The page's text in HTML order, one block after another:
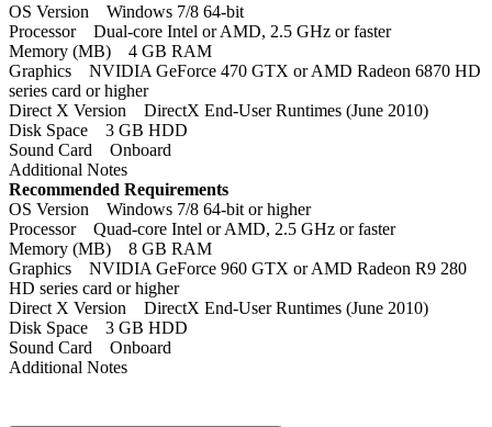
OS Version
Windows 7/8 64-bit
Processor
Dual-core Intel or AMD, 2.5 GHz or faster
Memory (MB)
4 GB RAM
Graphics
NVIDIA GeForce 470 GTX or AMD Radeon 6870 HD
series card or higher
Direct X Version
DirectX End-User Runtimes (June 2010)
Disk Space
3 GB HDD
Sound Card
Onboard
Additional Notes
Recommended Requirements
OS Version
Windows 7/8 64-bit or higher
Processor
Quad-core Intel or AMD, 2.5 GHz or faster
Memory (MB)
8 GB RAM
Graphics
NVIDIA GeForce 960 GTX or AMD Radeon R9 280
HD series card or higher
Direct X Version
DirectX End-User Runtimes (June 2010)
Disk Space
3 GB HDD
Sound Card
Onboard
Additional Notes